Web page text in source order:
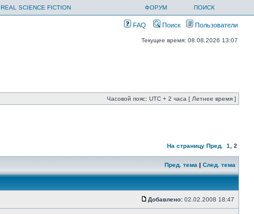
REAL SCIENCE FICTION ФОРУМ ПОИСК
FAQ Поиск Пользователи
Текущее время: 08.08.2026 13:07
Часовой пояс: UTC + 2 часа [ Летнее время ]
На страницу Пред. 1 2
Пред. тема | След. тема
Добавлено: 02.02.2008 18:47